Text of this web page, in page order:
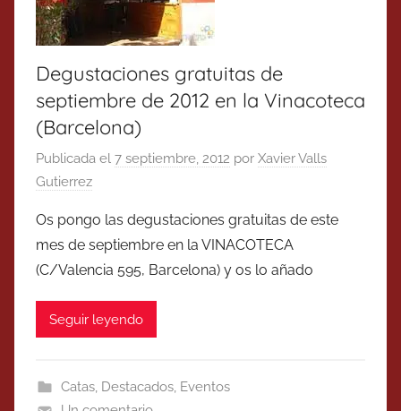
Degustaciones gratuitas de
septiembre de 2012 en la Vinacoteca
(Barcelona)
Publicada el 7 septiembre, 2012 por Xavier Valls
Gutierrez
Os pongo las degustaciones gratuitas de este
mes de septiembre en la VINACOTECA
(C/Valencia 595, Barcelona) y os lo añado
Seguir leyendo
Catas, Destacados, Eventos